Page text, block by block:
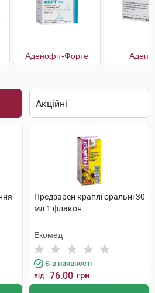
Аденофіт-Форте
Предзарен краплі оральні 30
мл 1 флакон
Екомед
Є в наявності
від 76.00 грн